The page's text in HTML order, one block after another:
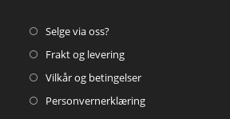
Selge via oss?Opens
in
tab
Frakt og leveringOpens
in
Vilkår og betingelserOpens
in
PersonvernerklæringOpens